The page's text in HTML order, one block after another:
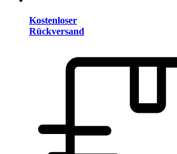
Kostenloser
Rückversand